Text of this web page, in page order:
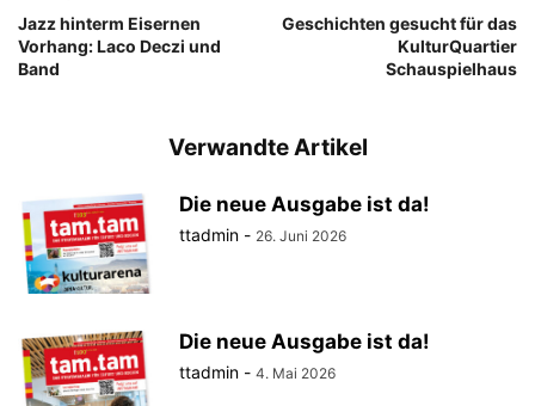
Jazz hinterm Eisernen
Vorhang: Laco Deczi und
Band
Geschichten gesucht für das
KulturQuartier
Schauspielhaus
Verwandte Artikel
Die neue Ausgabe ist da!
ttadmin - 26. Juni 2026
Die neue Ausgabe ist da!
ttadmin - 4. Mai 2026